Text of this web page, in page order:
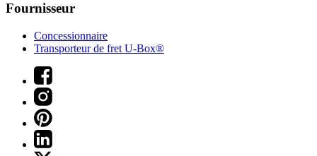
Fournisseur
Concessionnaire
Transporteur de fret U-Box®